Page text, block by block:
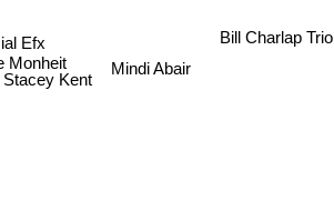
Monheit
Efx
Mindi Abair
Stacey Kent
Bill Charlap Trio